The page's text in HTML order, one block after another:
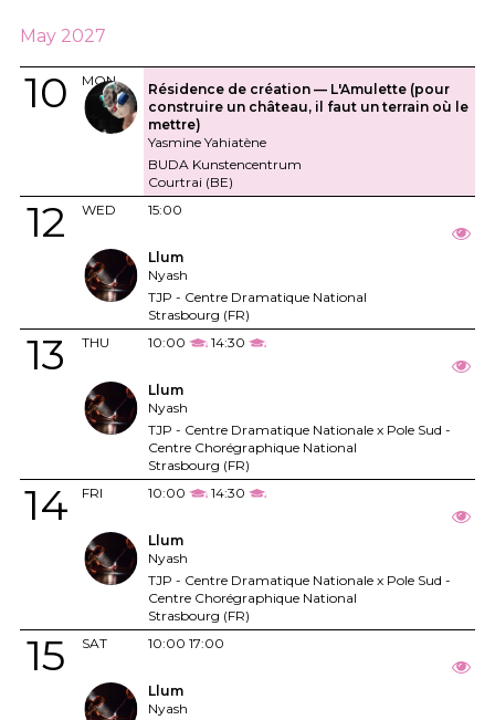
May 2027
MON
10
Résidence de création — L'Amulette (pour
construire un château, il faut un terrain où le
mettre)
Yasmine Yahiatène
BUDA Kunstencentrum
Courtrai (BE)
WED
12 15:00
Llum
Nyash
TJP - Centre Dramatique National
Strasbourg (FR)
THU
13 10:00 14:30
Llum
Nyash
TJP - Centre Dramatique Nationale x Pole Sud -
Centre Chorégraphique National
Strasbourg (FR)
FRI
14 10:00 14:30
Llum
Nyash
TJP - Centre Dramatique Nationale x Pole Sud -
Centre Chorégraphique National
Strasbourg (FR)
SAT
15 10:00 17:00
Llum
Nyash